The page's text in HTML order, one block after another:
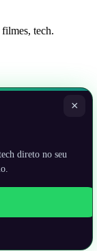
tech.
×
direto no seu